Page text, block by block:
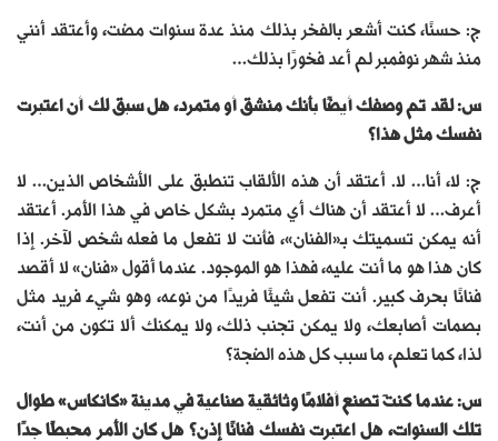
ج: حسنًا، كنت أشعر بالفخر بذلك منذ عدة سنوات مضت، وأعتقد أنني
منذ شهر نوفمبر لم أعد فخورًا بذلك…
س: لقد تم وصفك أيضًا بأنك منشق أو متمرد، هل سبق لك أن اعتبرت
نفسك مثل هذا؟
ج: لا، أنا… لا. أعتقد أن هذه الألقاب تنطبق على الأشخاص الذين… لا
أعرف… لا أعتقد أن هناك أي متمرد بشكل خاص في هذا الأمر. أعتقد
أنه يمكن تسميتك بـ«الفنان»، فأنت لا تفعل ما فعله شخص لآخر. إذا
كان هذا هو ما أنت عليه، فهذا هو الموجود. عندما أقول «فنان» لا أقصد
فنانًا بحرف كبير. أنت تفعل شيئًا فريدًا من نوعه، وهو شيء فريد مثل
بصمات أصابعك، ولا يمكن تجنب ذلك، ولا يمكنك ألا تكون من أنت،
لذا، كما تعلم، ما سبب كل هذه الضجة؟
س: عندما كنتَ تصنع أفلامًا وثائقية صناعية في مدينة «كانكاس» طوال
تلك السنوات، هل اعتبرت نفسك فنانًا إذن؟ هل كان الأمر محبطًا جدًا